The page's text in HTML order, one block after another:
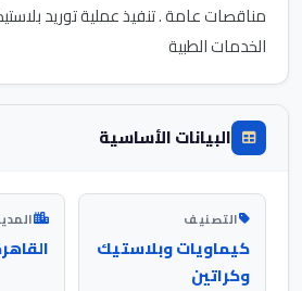
مناقصات عامة . تنفيذ عملية توريد
الخدمات الطبية
البيانات الأساسية
التصنيف
كيماويات وبلاستيك
وكراتين